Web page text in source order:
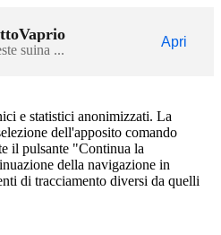
suina ...
Apri
e statistici anonimizzati. La
dell'apposito comando
il pulsante "Continua la
della navigazione in
di tracciamento diversi da quelli